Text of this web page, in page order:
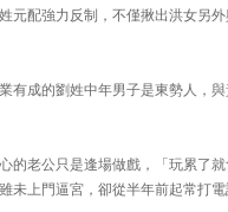
元配強力反制，不僅揪出洪女另
有成的劉姓中年男子是東勢人，
的老公只是逢場做戲，「玩累了
未上門逼宮，卻從半年前起常打